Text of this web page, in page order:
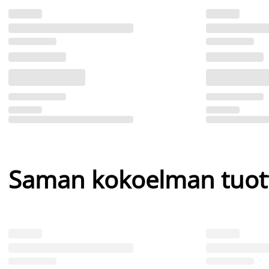
Saman kokoelman